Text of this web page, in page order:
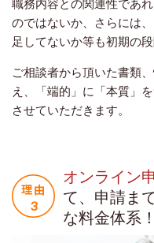
のではないか、さらには
足してないか等も初期の
ご相談者から頂いた書類
え、「端的」に「本質」
させていただきます。
オンライン
て、申請ま
な料金体系！